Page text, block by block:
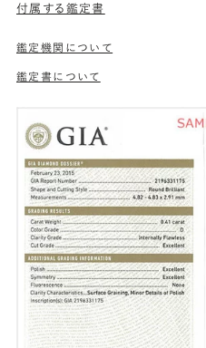
付属する鑑定書
鑑定機関について
鑑定書について